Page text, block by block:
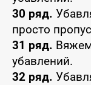
30 ряд.
просто
31 ряд.
убавлений.
32 ряд.